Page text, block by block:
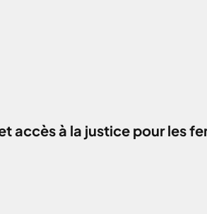
accès à la justice pour les